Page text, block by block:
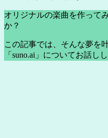
オリジナルの楽曲を作って
か？
この記事では、そんな夢を
「suno.ai」についてお話し